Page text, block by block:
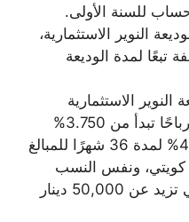
للسنة الأولى.
النوير الاستثمارية،
تبعًا لمدة الوديعة
الاستثمارية
بالدينار الكويتي تقدم أرباحًا تبدأ من 3.750%
لمدة شهر وحتى 4.500% لمدة 36 شهرًا للمبالغ
دينار كويتي، ونفس النسب
تنطبق على المبالغ التي تزيد عن 50,000 دينار